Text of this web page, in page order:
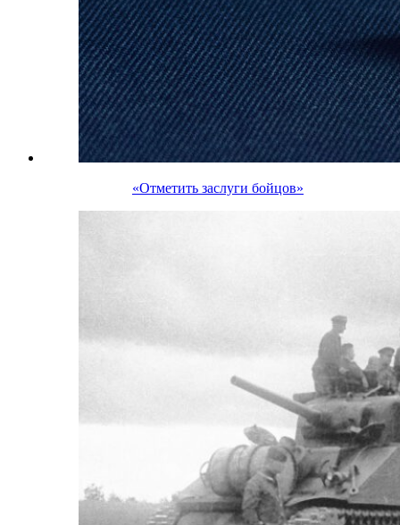
«Отметить заслуги бойцов»